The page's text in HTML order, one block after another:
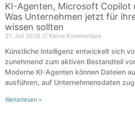
KI-Agenten, Microsoft Copilot
Was Unternehmen jetzt für
wissen sollten
31. Juli 2026 Keine Kommentare
Künstliche Intelligenz entwickelt sich
zunehmend zum aktiven Bestandteil
Moderne KI-Agenten können Dateien
ausführen, auf Unternehmensdaten
Weiterlesen »